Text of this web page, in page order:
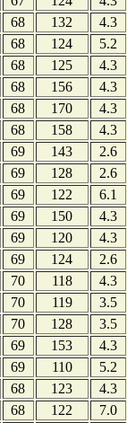
68 132
4.3
68 124
5.2
68 125
4.3
68 156
4.3
68 170
4.3
68 158
4.3
69 143
2.6
69 128
2.6
69 122
6.1
69 150
4.3
69 120
4.3
69 124
2.6
70 118
4.3
70 119
3.5
70 128
3.5
69 153
4.3
69 110
5.2
68 123
4.3
68 122
7.0